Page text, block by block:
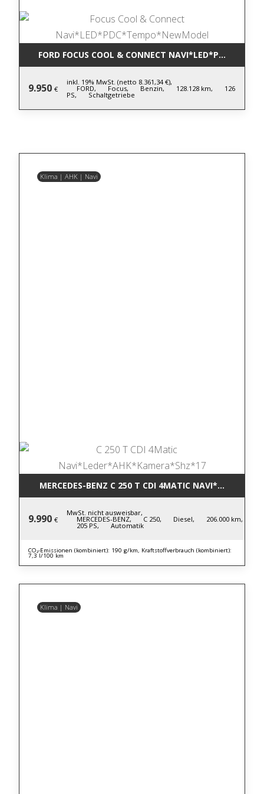
FORD FOCUS COOL & CONNECT
9.950 €
inkl. 19% MwSt. (netto 8.361,34 €),
FORD, Focus, Benzin, 128.128 km, 126
PS, Schaltgetriebe
Klima | AHK | Navi
MERCEDES-BENZ C 250 T CDI 4MATIC
9.990 €
MwSt. nicht ausweisbar,
MERCEDES-BENZ, C 250, Diesel, 206.000 km,
205 PS, Automatik
CO₂-Emissionen (kombiniert): 190 g/km, Kraftstoffverbrauch (kombiniert):
7,3 l/100 km
Klima | Navi